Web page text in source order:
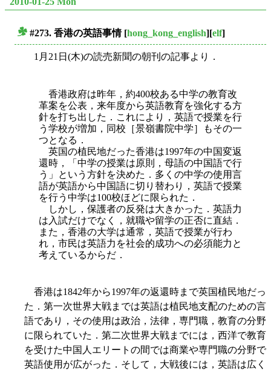
#273. 香港の英語事情[hong_kong_english][elf]
1月21日(木)の読売新聞の朝刊の記事より．
香港政府は昨年，約400校ある中学の教育改
革案を公表，来年度から英語教育を強化する方
針を打ち出した．これにより，英語で授業を行
う学校が増加，同校［景嶺書院中学］もその一
つとなる．
英国の植民地だった香港は1997年の中国変返
還時，「中学の授業は原則，母語の中国語で行
う」という方針を決めた．多くの中学の使用言
語が英語から中国語に切り替わり，英語で授業
を行う中学は100校ほどに限られた．
しかし，保護者の反発は大きかった．英語力
は入試だけでなく，就職や留学の正否に直結．
また，香港の大学は通常，英語で授業が行わ
れ，市民は英語力を社会的成功への必須能力と
考えているからだ．
香港は1842年から1997年の返還時まで英国植民地だっ
た．第一次世界大戦までは英語は植民地支配のための言
語であり，その使用は政治，法律，専門職，教育の分野
に限られていた．第二次世界大戦までには，西洋で教育
を受けた中国人エリートの間では商業や専門職の分野で
英語使用が広がった．そして，大戦後には，英語は広く